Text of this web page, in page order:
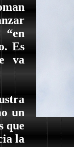
“en
Es
va
un
que
la